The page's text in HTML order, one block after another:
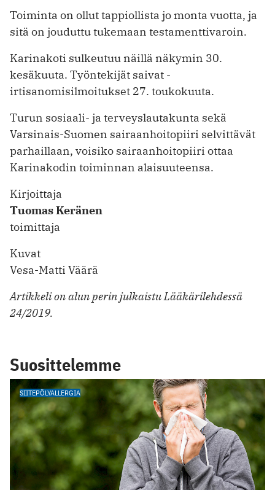
Toiminta on ollut tappiollista jo monta vuotta, ja
sitä on jouduttu tukemaan testamenttivaroin.
Karinakoti sulkeutuu näillä näkymin 30.
kesäkuuta. Työntekijät saivat ­
irtisanomisilmoitukset 27. toukokuuta.
Turun sosiaali- ja terveyslautakunta sekä
Varsinais-Suomen sairaanhoitopiiri selvittävät
parhaillaan, voisiko sairaanhoitopiiri ottaa
Karina­kodin toiminnan alaisuuteensa.
Kirjoittaja
Tuomas Keränen
toimittaja
Kuvat
Vesa-Matti Väärä
Artikkeli on alun perin julkaistu Lääkärilehdessä
24/2019.
Suosittelemme
SIITEPÖLYALLERGIA